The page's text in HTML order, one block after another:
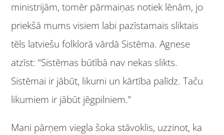
ministrijām, tomēr pārmaiņas notiek lēnām, jo
priekšā mums visiem labi pazīstamais sliktais
tēls latviešu folklorā vārdā Sistēma. Agnese
atzīst: “Sistēmas būtībā nav nekas slikts.
Sistēmai ir jābūt, likumi un kārtība palīdz. Taču
likumiem ir jābūt jēgpilniem.”
Mani pārņem viegla šoka stāvoklis, uzzinot, ka